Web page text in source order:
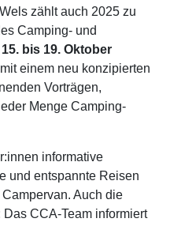
zählt auch 2025 zu
Camping- und
15. bis 19. Oktober
einem neu konzipierten
Vorträgen,
Menge Camping-
informative
und entspannte Reisen
Auch die
CCA-Team informiert